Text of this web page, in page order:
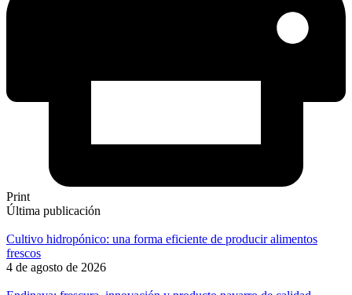
Print
Última publicación
Cultivo hidropónico: una forma eficiente de producir alimentos
frescos
4 de agosto de 2026